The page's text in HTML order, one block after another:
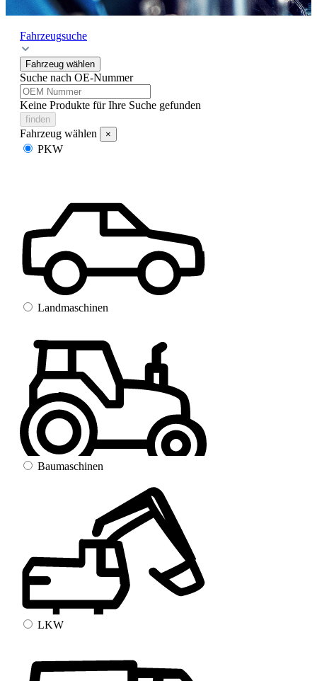
Fahrzeugsuche
Fahrzeug wählen
Suche nach OE-Nummer
Keine Produkte für Ihre Suche gefunden
finden
Fahrzeug wählen ×
PKW
Landmaschinen
Baumaschinen
LKW